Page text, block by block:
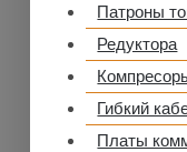
Патроны
Редуктора
Гибкий
Платы